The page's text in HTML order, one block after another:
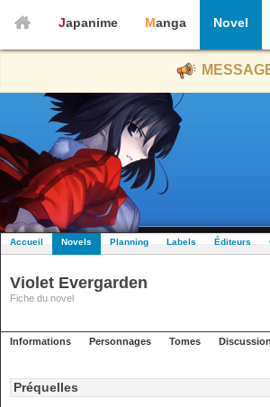
Japanime Manga Novel
Accueil Novels Planning Labels Éditeurs
Violet Evergarden
Fiche du novel
Informations Personnages Tomes
Préquelles